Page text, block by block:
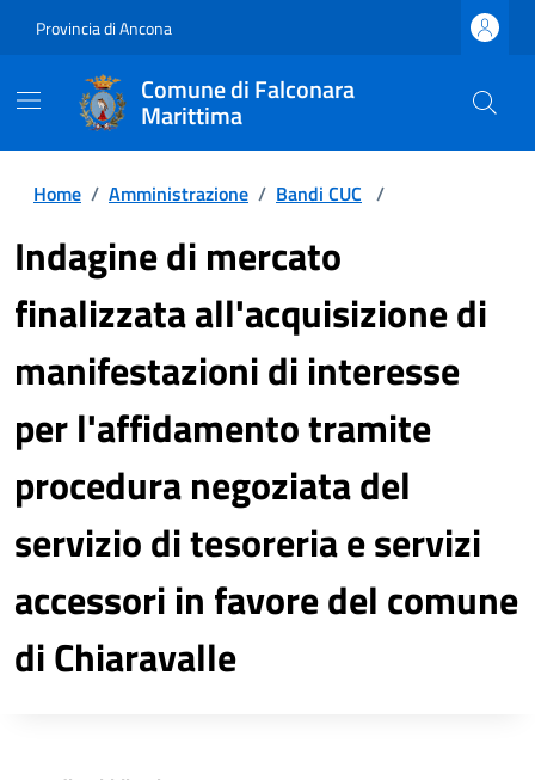
Provincia di Ancona
Comune di Falconara
Marittima
Home / Amministrazione / Bandi CUC /
Indagine di mercato
finalizzata all'acquisizione di
manifestazioni di interesse
per l'affidamento tramite
procedura negoziata del
servizio di tesoreria e servizi
accessori in favore del comune
di Chiaravalle